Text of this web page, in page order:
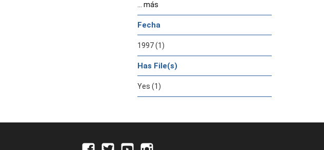
... más
Fecha
1997 (1)
Has File(s)
Yes (1)